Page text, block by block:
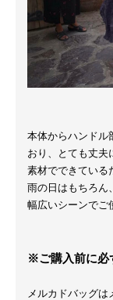
本体からハンドル
おり、とても丈夫
素材でできている
雨の日はもちろん
幅広いシーンでご
※ご購入前に
メルカドバッグ